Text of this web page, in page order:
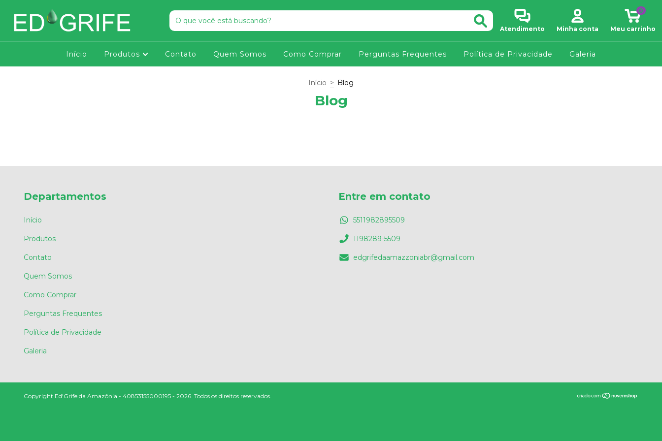
Atendimento Minha conta Meu carrinho
0
Início Produtos Contato Quem Somos Como Comprar Perguntas Frequentes Política de Privacidade Galeria
Início > Blog
Blog
Departamentos
Início
Produtos
Contato
Quem Somos
Como Comprar
Perguntas Frequentes
Política de Privacidade
Galeria
Entre em contato
5511982895509
1198289-5509
edgrifedaamazzoniabr@gmail.com
Copyright Ed'Grife da Amazônia - 40853155000195 - 2026. Todos os direitos reservados.